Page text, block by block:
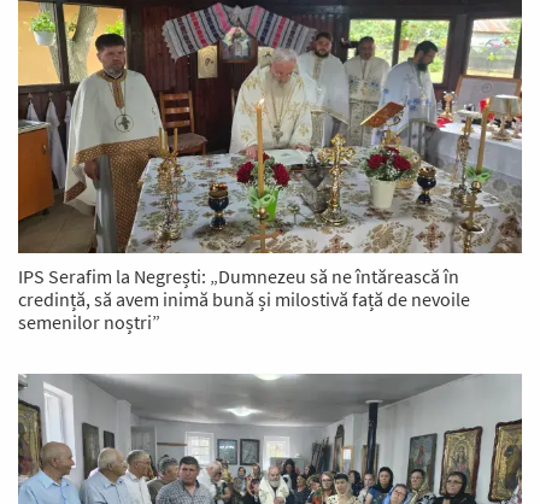
IPS Serafim la Negrești: „Dumnezeu să ne întărească în
credință, să avem inimă bună și milostivă față de nevoile
semenilor noștri”